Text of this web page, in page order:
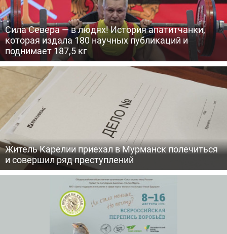
Сила Севера — в людях! История апатитчанки,
которая издала 180 научных публикаций и
поднимает 187,5 кг
Житель Карелии приехал в Мурманск полечиться
и совершил ряд преступлений